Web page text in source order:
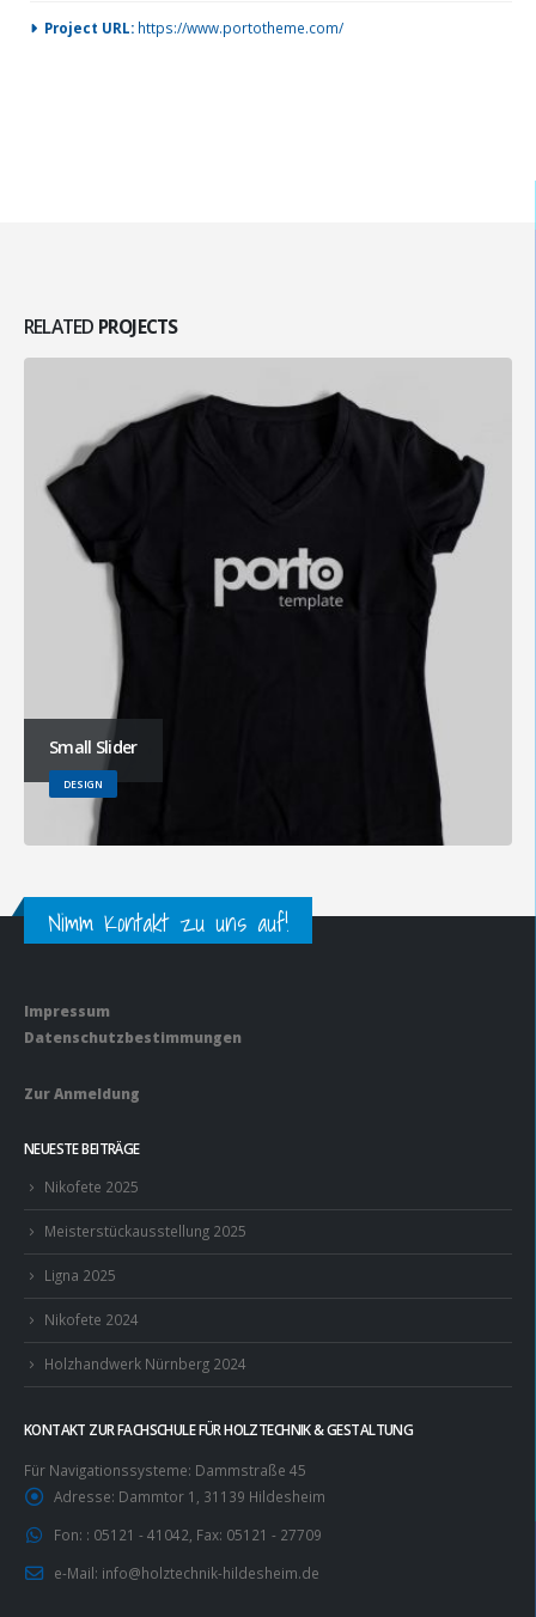
Project URL: https://www.portotheme.com/
RELATED PROJECTS
Small Slider
DESIGN
Nimm Kontakt zu uns auf!
Impressum
Datenschutzbestimmungen
Zur Anmeldung
NEUESTE BEITRÄGE
Nikofete 2025
Meisterstückausstellung 2025
Ligna 2025
Nikofete 2024
Holzhandwerk Nürnberg 2024
KONTAKT ZUR FACHSCHULE FÜR HOLZTECHNIK & GESTALTUNG
Für Navigationssysteme: Dammstraße 45
Adresse: Dammtor 1, 31139 Hildesheim
Fon: : 05121 - 41042, Fax: 05121 - 27709
e-Mail: info@holztechnik-hildesheim.de